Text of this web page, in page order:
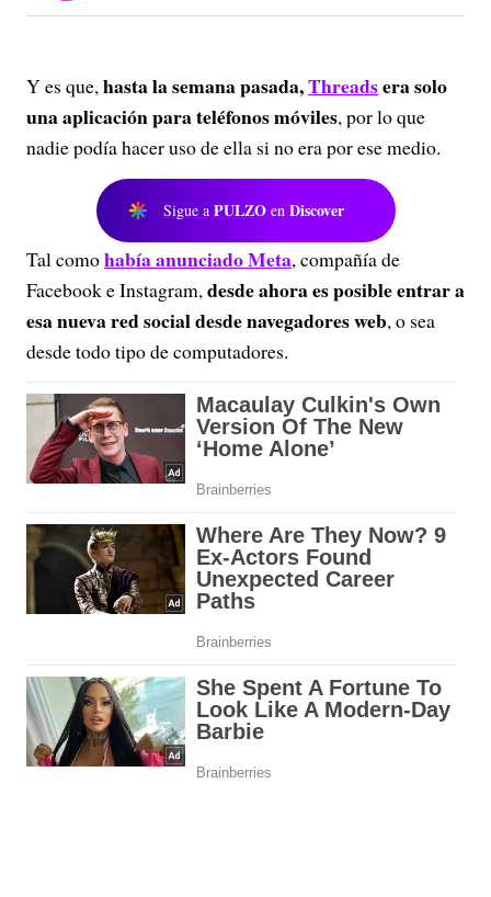
Y es que,hasta la semana pasada,Threadsera solo
una aplicación para teléfonos móviles, por lo que
nadie podía hacer uso de ella si no era por ese medio.
Sigue a PULZO en Discover
Tal comohabía anunciado Meta, compañía de
Facebook e Instagram,desde ahora es posible entrar a
esa nueva red social desde navegadores web, o sea
desde todo tipo de computadores.